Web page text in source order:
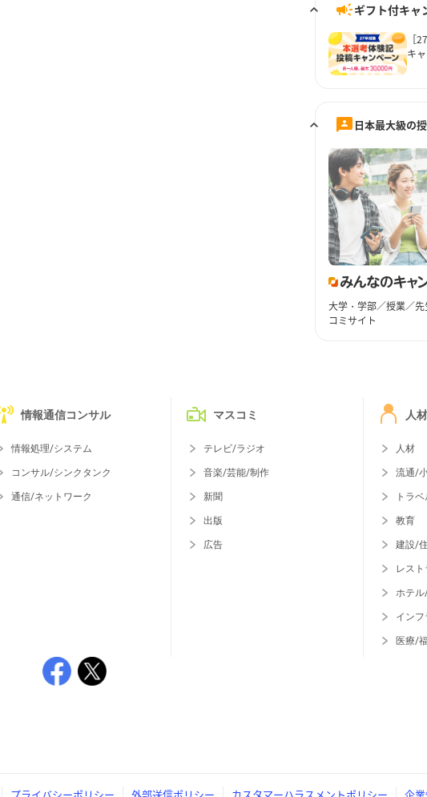
ギフト付キャ
［
キ
日本最大級の
大学・学部／授業／
コミサイト
情報通信コンサル
情報処理/システム
コンサル/シンクタンク
通信/ネットワーク
マスコミ
テレビ/ラジオ
音楽/芸能/制作
新聞
出版
広告
人
人材
流通/
トラ
教育
建設/
レス
ホテル
イン
医療/